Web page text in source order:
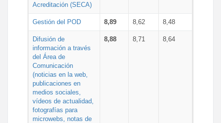
Acreditación (SECA)
Gestión del POD 8,89 8,62 8,48
Difusión de
información a través
del Área de
Comunicación
(noticias en la web,
publicaciones en
medios sociales,
vídeos de actualidad,
fotografías para
microwebs, notas de
8,88 8,71 8,64